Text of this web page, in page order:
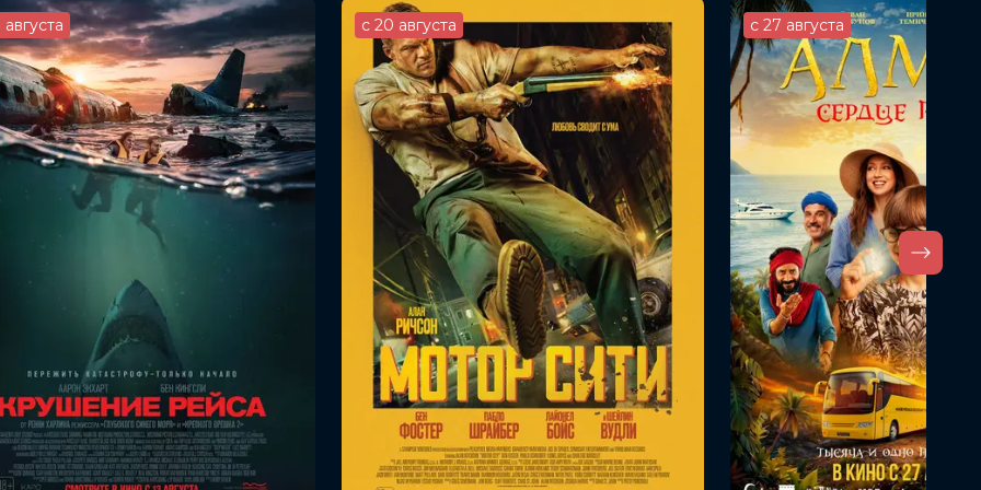
Теллес, Анналиса Бассо, Жасмин
Кэлли Мэрайя Табор, Майкл
Сноу
августа с 20 августа с 27 августа